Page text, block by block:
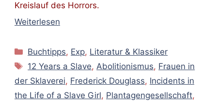
Kreislauf des Horrors.
Weiterlesen
Kategorien
Buchtipps, Exp, Literatur & Klassiker
Schlagwörter
12 Years a Slave, Abolitionismus, Frauen in
der Sklaverei, Frederick Douglass, Incidents in
the Life of a Slave Girl, Plantagengesellschaft,